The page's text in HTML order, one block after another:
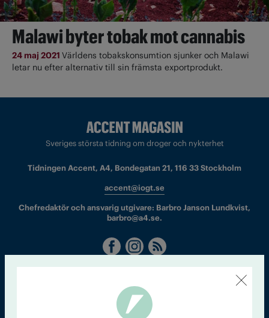
Malawi byter tobak mot cannabis
24 maj 2021 Världens tobakskonsumtion sjunker och Malawi
letar nu efter alternativ till sin främsta exportprodukt.
Sveriges största tidning om droger och nykterhet
Tidningen Accent, A4, Bondegatan 21, 116 33 Stockholm
accent@iogt.se
Chefredaktör och ansvarig utgivare: Barbro Janson Lundkvist,
barbro@a4.se.